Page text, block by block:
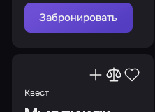
Забронировать
Квест